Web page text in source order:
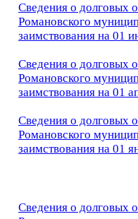
Сведения о долговых
Романовского
заимствования на 01
Сведения о долговых
Романовского
заимствования на 01
Сведения о долговых
Романовского
заимствования на 01
Сведения о долговых